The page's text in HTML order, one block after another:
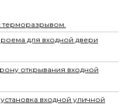
терморазрывом.
для входной двери
открывания входной
входной уличной